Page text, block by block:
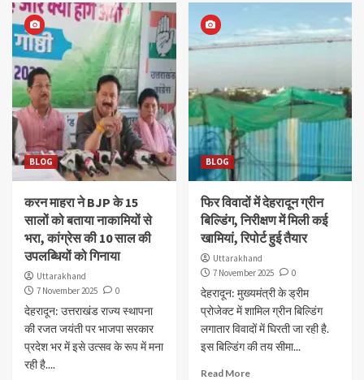
BLOG
करन माहरा ने BJP के 15
सालों को बताया नाकामियों से
भरा, कांग्रेस की 10 साल की
उपलब्धियों को गिनाया
Uttarakhand
7 November 2025
0
देहरादून: उत्तराखंड राज्य स्थापना
की रजत जयंती पर भाजपा सरकार
प्रदेश भर में इसे उत्सव के रूप में मना
रही है....
BLOG
फिर विवादों में देहरादून ग्रीन
बिल्डिंग, निरीक्षण में मिली कई
खामियां, रिपोर्ट हुई तैयार
Uttarakhand
7 November 2025
0
देहरादून: मुख्यमंत्री के ड्रीम
प्रोजेक्ट में शामिल ग्रीन बिल्डिंग
लगातार विवादों में घिरती जा रही है.
इस बिल्डिंग की तय सीमा...
Read More